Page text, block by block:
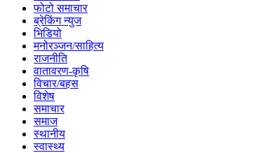
फोटो समाचार
ब्रेकिंग न्युज
भिडियो
मनोरञ्जन/साहित्य
राजनीति
वातावरण-कृषि
विचार/बहस
विशेष
समाचार
समाज
स्थानीय
स्वास्थ्य